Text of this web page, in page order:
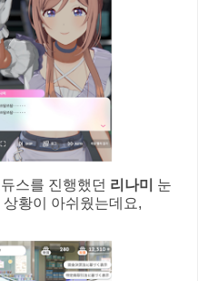
스를 진행했던 리나미
눈
황이 아쉬웠는데요,